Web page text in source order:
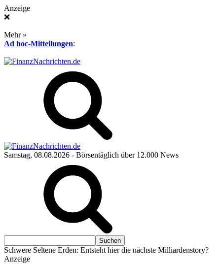
Anzeige
❌
Mehr »
Ad hoc-Mitteilungen:
Samstag, 08.08.2026 - Börsentäglich über 12.000 News
Schwere Seltene Erden: Entsteht hier die nächste Milliardenstory?
Anzeige